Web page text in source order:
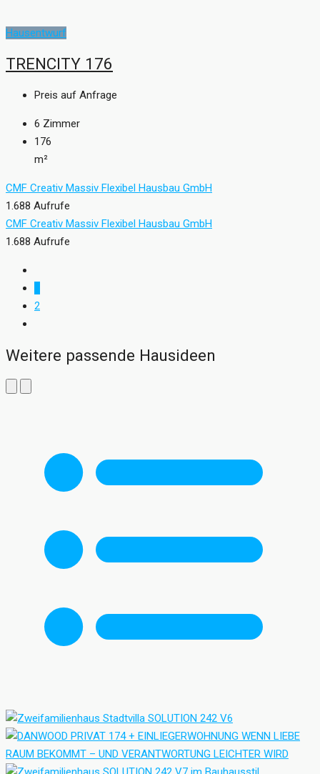
Hausentwurf
TRENCITY 176
Preis auf Anfrage
6 Zimmer
176
m²
CMF Creativ Massiv Flexibel Hausbau GmbH
1.688 Aufrufe
CMF Creativ Massiv Flexibel Hausbau GmbH
1.688 Aufrufe
2
Weitere passende Hausideen